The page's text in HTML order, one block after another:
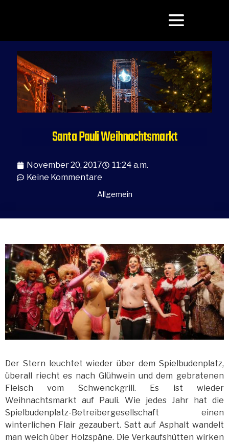
Santa Pauli Weihnachtsmarkt
November 20, 2017
11:24 a.m.
Keine Kommentare
Allgemein
Der Stern leuchtet wieder über dem Spielbudenplatz,
überall riecht es nach Glühwein und dem gebratenen
Fleisch vom Schwenckgrill. Es ist wieder
Weihnachtsmarkt auf Pauli. Wie jedes Jahr hat die
Spielbudenplatz-Betreibergesellschaft einen
winterlichen Flair gezaubert. Satt auf Asphalt wandelt
man weich über Holzspäne. Die Verkaufshütten wirken